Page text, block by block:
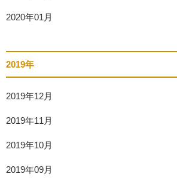
2020年01月
2019年
2019年12月
2019年11月
2019年10月
2019年09月